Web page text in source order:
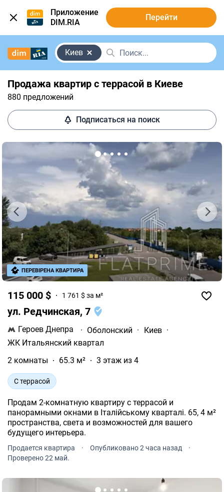
Приложение
DIM.RIA
Перейти
Киев
Продажа квартир с террасой в Киеве
880 предложений
Подписаться на поиск
115 000 $ 1 761 $ за м²
ул. Редчинская, 7
Героев Днепра · Оболонский · Киев ·
ЖК Итальянский квартал
2 комнаты
65.3 м² 3 этаж из 4
С террасой
Продам 2-комнатную квартиру с террасой и
панорамными окнами в Італійському кварталі. 65, 4 м²
пространства, света и возможностей для вашего
будущего интерьера.
Продается квартира · Опубликовано 2 часа назад
·
Проверено 22 май.
ПЕРЕВІРЕНА КВАРТИРА